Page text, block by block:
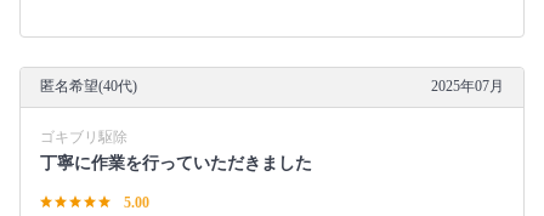
匿名希望(40代) 2025年07月
ゴキブリ駆除
丁寧に作業を行っていただきました
5.00